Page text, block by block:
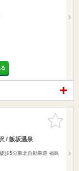
お気に入
りに追加
/ 飯坂温泉
歩5分東北自動車道 福島